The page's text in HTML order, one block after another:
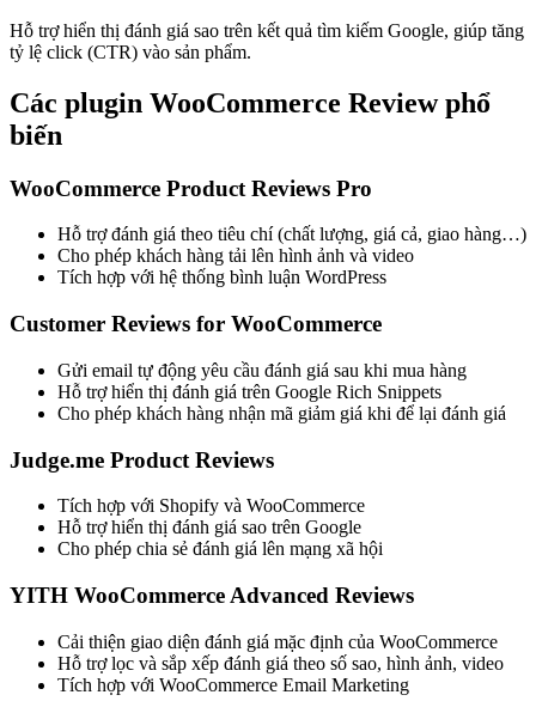
Hỗ trợ hiển thị đánh giá sao trên kết quả tìm kiếm Google, giúp tăng
tỷ lệ click (CTR) vào sản phẩm.
Các plugin WooCommerce Review phổ
biến
WooCommerce Product Reviews Pro
Hỗ trợ đánh giá theo tiêu chí (chất lượng, giá cả, giao hàng…)
Cho phép khách hàng tải lên hình ảnh và video
Tích hợp với hệ thống bình luận WordPress
Customer Reviews for WooCommerce
Gửi email tự động yêu cầu đánh giá sau khi mua hàng
Hỗ trợ hiển thị đánh giá trên Google Rich Snippets
Cho phép khách hàng nhận mã giảm giá khi để lại đánh giá
Judge.me Product Reviews
Tích hợp với Shopify và WooCommerce
Hỗ trợ hiển thị đánh giá sao trên Google
Cho phép chia sẻ đánh giá lên mạng xã hội
YITH WooCommerce Advanced Reviews
Cải thiện giao diện đánh giá mặc định của WooCommerce
Hỗ trợ lọc và sắp xếp đánh giá theo số sao, hình ảnh, video
Tích hợp với WooCommerce Email Marketing